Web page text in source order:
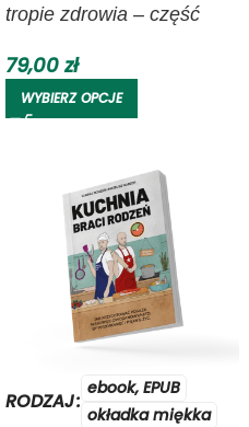
tropie zdrowia – część
79,00zł
WYBIERZ OPCJE
RODZAJ
ebook, EPUB
okładka miękka